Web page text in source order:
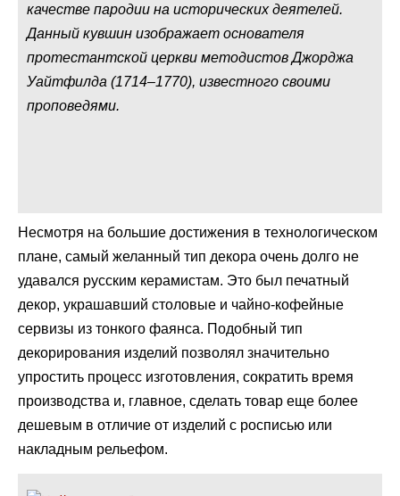
качестве пародии на исторических деятелей.
Данный кувшин изображает основателя
протестантской церкви методистов Джорджа
Уайтфилда (1714–1770), известного своими
проповедями.
Несмотря на большие достижения в технологическом
плане, самый желанный тип декора очень долго не
удавался русским керамистам. Это был печатный
декор, украшавший столовые и чайно-кофейные
сервизы из тонкого фаянса. Подобный тип
декорирования изделий позволял значительно
упростить процесс изготовления, сократить время
производства и, главное, сделать товар еще более
дешевым в отличие от изделий с росписью или
накладным рельефом.